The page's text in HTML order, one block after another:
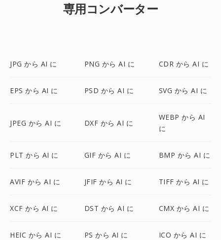
専用コンバーター
JPG から AI に PNG から AI に CDR から AI に
EPS から AI に PSD から AI に SVG から AI に
JPEG から AI に DXF から AI に
WEBP から AI
に
PLT から AI に GIF から AI に BMP から AI に
AVIF から AI に JFIF から AI に TIFF から AI に
XCF から AI に DST から AI に CMX から AI に
HEIC から AI に PS から AI に ICO から AI に